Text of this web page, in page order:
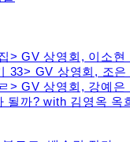
> GV 상영회, 이소현
33> GV 상영회, 조
> GV 상영회, 강예은
될까? with 김영옥 옥